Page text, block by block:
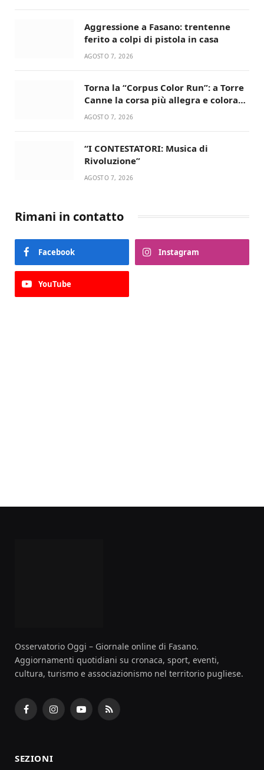
Aggressione a Fasano: trentenne
ferito a colpi di pistola in casa
AGOSTO 7, 2026
Torna la “Corpus Color Run”: a Torre
Canne la corsa più allegra e colorata
dell’estate!
AGOSTO 7, 2026
“I CONTESTATORI: Musica di
Rivoluzione”
AGOSTO 7, 2026
Rimani in contatto
Facebook Instagram
YouTube
Osservatorio Oggi – Giornale online di Fasano.
Aggiornamenti quotidiani su cronaca, sport, eventi,
cultura, turismo e associazionismo nel territorio pugliese.
FacebookInstagramYouTubeRSS
SEZIONI